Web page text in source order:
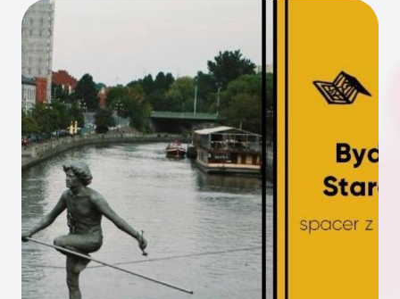
Wyszukaj